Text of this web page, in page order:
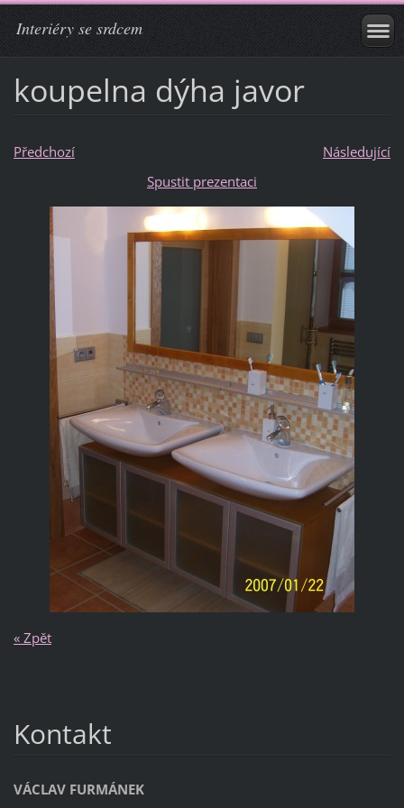
Interiéry se srdcem
koupelna dýha javor
Předchozí
Následující
Spustit prezentaci
« Zpět
Kontakt
VÁCLAV FURMÁNEK